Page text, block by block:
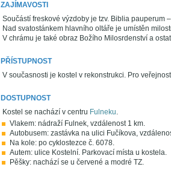
ZAJÍMAVOSTI
Součástí freskové výzdoby je tzv. Biblia pauperum
Nad svatostánkem hlavního oltáře je umístěn
V chrámu je také obraz Božího Milosrdenství a
PŘÍSTUPNOST
V současnosti je kostel v rekonstrukci. Pro
DOSTUPNOST
Kostel se nachází v centru Fulneku.
Vlakem: nádraží Fulnek, vzdálenost 1 km.
Autobusem: zastávka na ulici Fučíkova,
Na kole: po cyklostezce č. 6078.
Autem: ulice Kostelní. Parkovací místa u kostela.
Pěšky: nachází se u červené a modré TZ.